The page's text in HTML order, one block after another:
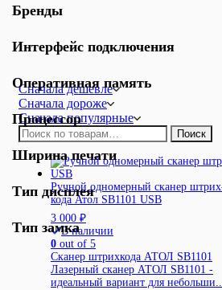
Бренды
Интерфейс подключения
Оперативная память
Процессор
Ширина печати
Тип дисплея
Тип замка
Сначала дешевле
Сначала дороже
Сначала популярные
Искать:
Поиск
Ручной одномерный сканер
кода Атол SB1101 USB
3 000 ₽
В наличии
0 out of 5
Сканер штрихкода АТОЛ SB1101
Лазерный сканер АТОЛ SB1101 -
идеальный вариант для